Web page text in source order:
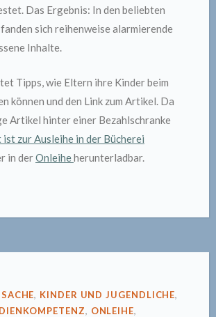
Das Ergebnis: In den beliebten
sich reihenweise alarmierende
Inhalte.
Tipps, wie Eltern ihre Kinder beim
können und den Link zum Artikel. Da
Artikel hinter einer Bezahlschranke
zur Ausleihe in der Bücherei
in derOnleiheherunterladbar.
, KINDER UND JUGENDLICHE,
, ONLEIHE,